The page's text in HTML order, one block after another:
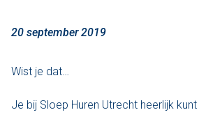
Opstaplocaties
Zelf varen in elektrosloep
20 september 2019
Wist je dat…
Je bij Sloep Huren Utrecht heerlijk